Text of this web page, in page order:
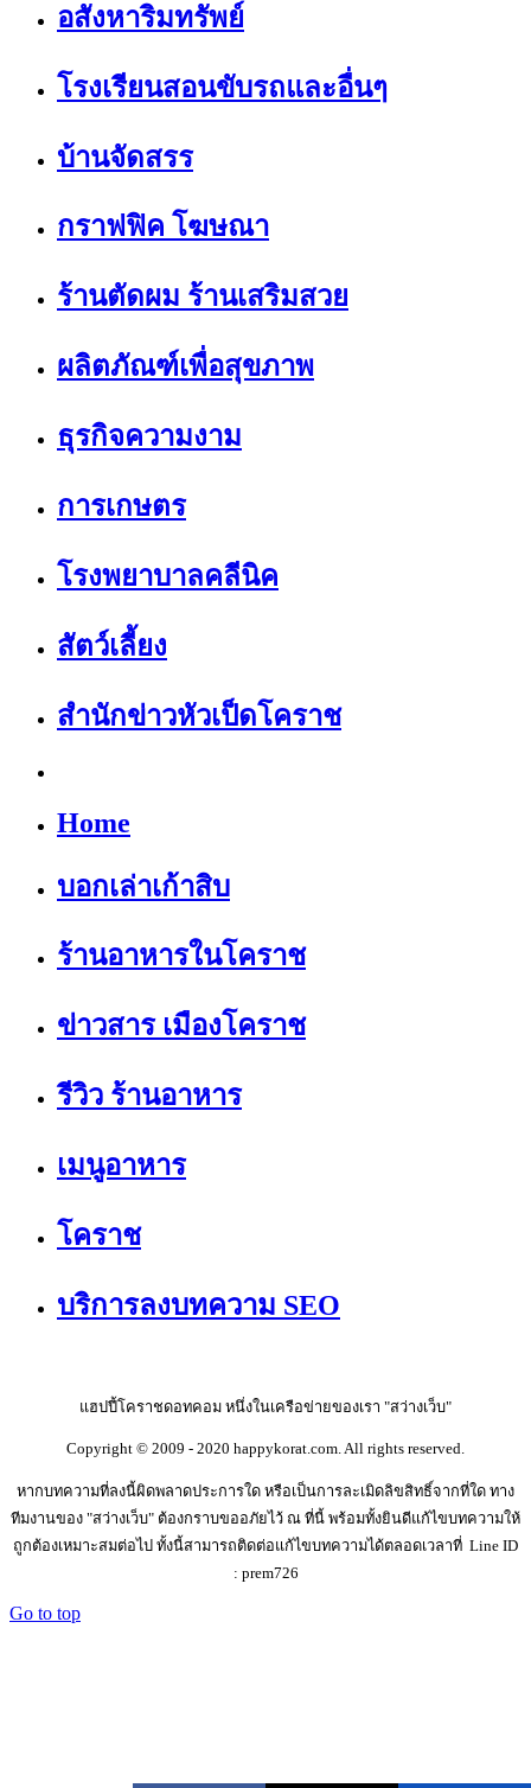
อสังหาริมทรัพย์
โรงเรียนสอนขับรถและอื่นๆ
บ้านจัดสรร
กราฟฟิค โฆษณา
ร้านตัดผม ร้านเสริมสวย
ผลิตภัณฑ์เพื่อสุขภาพ
ธุรกิจความงาม
การเกษตร
โรงพยาบาลคลีนิค
สัตว์เลี้ยง
สำนักข่าวหัวเป็ดโคราช
Home
บอกเล่าเก้าสิบ
ร้านอาหารในโคราช
ข่าวสาร เมืองโคราช
รีวิว ร้านอาหาร
เมนูอาหาร
โคราช
บริการลงบทความ SEO
แฮปปี้โคราชดอทคอม หนึ่งในเครือข่ายของเรา "สว่างเว็บ"
Copyright © 2009 - 2020 happykorat.com. All rights reserved.
หากบทความที่ลงนี้ผิดพลาดประการใด หรือเป็นการละเมิดลิขสิทธิ์จากที่ใด ทาง
ทีมงานของ "สว่างเว็บ" ต้องกราบขออภัยไว้ ณ ที่นี้ พร้อมทั้งยินดีแก้ไขบทความให้
ถูกต้องเหมาะสมต่อไป ทั้งนี้สามารถติดต่อแก้ไขบทความได้ตลอดเวลาที่ Line ID
: prem726
Go to top